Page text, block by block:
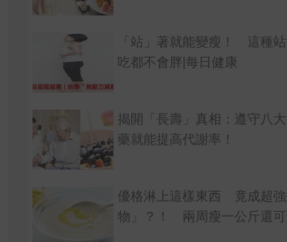
「站」著就能變瘦！ 這種
吃都不會胖|每日健康
揭開「長壽」真相：遵守八
藥就能提高代謝率！
優格淋上這樣東西 竟成超
物」？！ 兩周瘦一公斤還